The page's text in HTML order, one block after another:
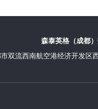
森泰英格（成都
双流西南航空港经济开发区